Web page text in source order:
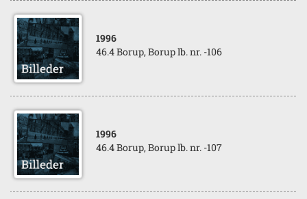
1996
46.4 Borup, Borup lb. nr. -106
1996
46.4 Borup, Borup lb. nr. -107